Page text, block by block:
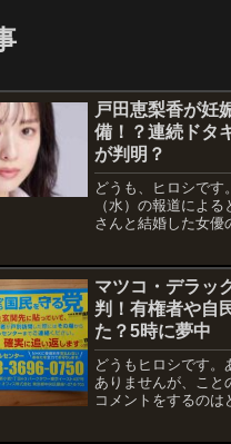
戸田恵梨香が妊
備！？連続ドタ
が判明？
どうも、ヒロシです
（水）の報道によ
さんと結婚した女優
っているようです。
田さん、何かあっ
の...
マツコ・デラッ
判！有権者や自
た？5時に夢中
どうもヒロシです。
ありませんが、こと
コメントをするのは